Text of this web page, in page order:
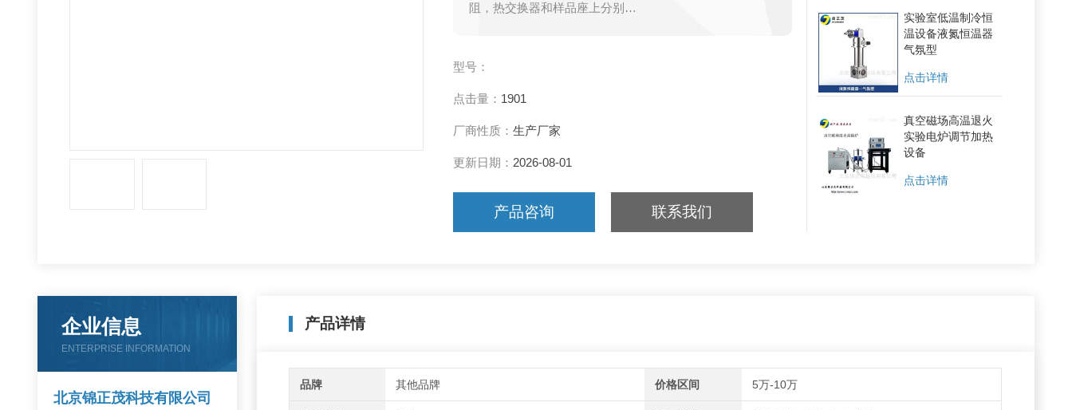
阻，热交换器和样品座上分别
型号：
点击量： 1901
厂商性质： 生产厂家
更新日期： 2026-08-01
产品咨询 联系我们
实验室低温制冷恒
温设备液氮恒温器
气氛型
点击详情
真空磁场高温退火
实验电炉调节加热
设备
点击详情
产品详情
品牌 其他品牌 价格区间 5万-10万
企业信息
ENTERPRISE INFORMATION
北京锦正茂科技有限公司